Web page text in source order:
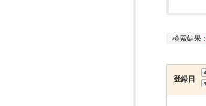
検索結果：
登録日